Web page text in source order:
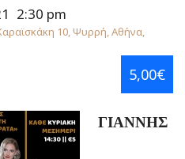
2:30 pm
10, Ψυρρή, Αθήνα,
5,00€
ΓΙΑΝΝΗΣ